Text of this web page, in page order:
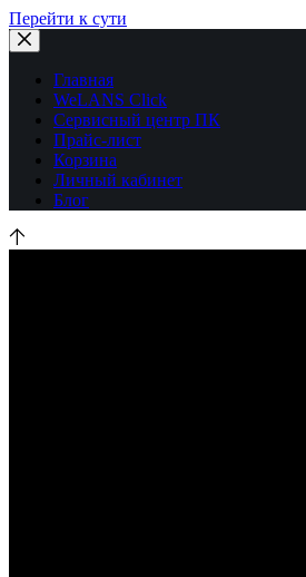
Перейти к сути
Главная
WeLANS Click
Сервисный центр ПК
Прайс-лист
Корзина
Личный кабинет
Блог